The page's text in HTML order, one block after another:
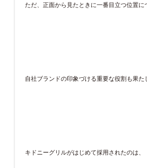
ただ、正面から見たときに一番目立つ位置に
自社ブランドの印象づける重要な役割も果た
キドニーグリルがはじめて採用されたのは、